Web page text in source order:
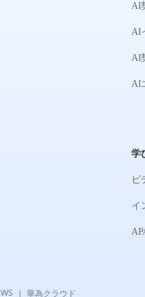
AI
AI
AI
AI
学
ビ
イ
華為クラウド